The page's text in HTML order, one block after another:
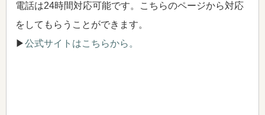
電話は24時間対応可能です。こちらのページから対応
をしてもらうことができます。
▶公式サイトはこちらから。